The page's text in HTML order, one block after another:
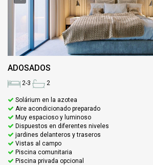
ADOSADOS
2-3 2
Solárium en la azotea
Aire acondicionado preparado
Muy espacioso y luminoso
Dispuestos en diferentes niveles
jardines delanteros y traseros
Vistas al campo
Piscina comunitaria
Piscina privada opcional